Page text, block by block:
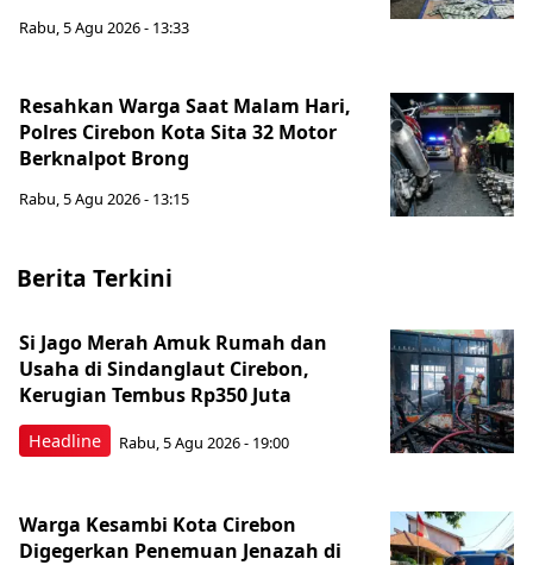
Rabu, 5 Agu 2026 - 13:33
Resahkan Warga Saat Malam Hari,
Polres Cirebon Kota Sita 32 Motor
Berknalpot Brong
Rabu, 5 Agu 2026 - 13:15
Berita Terkini
Headline
Si Jago Merah Amuk Rumah dan
Usaha di Sindanglaut Cirebon,
Kerugian Tembus Rp350 Juta
Rabu, 5 Agu 2026 - 19:00
Warga Kesambi Kota Cirebon
Digegerkan Penemuan Jenazah di